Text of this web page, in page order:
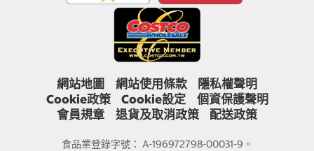
網站地圖 網站使用條款
隱私權聲明
Cookie政策
Cookie設定
個資保護聲明
會員規章
退貨及取消政策 配送政策
食品業登錄字號： A-196972798-00031-9。